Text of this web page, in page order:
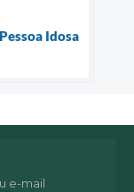
Idosa
e-mail